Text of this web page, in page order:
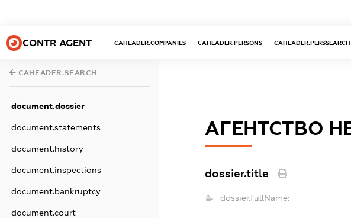
CONTR AGENT CAHEADER.COMPANIES CAHEADER.PERSONS CAHEADER.PERSSEARCH
CAHEADER.SEARCH
document.dossier
document.statements
document.history
document.inspections
document.bankruptcy
document.court
АГЕНТСТВО
dossier.title
dossier.fullName: